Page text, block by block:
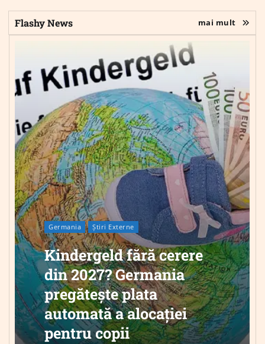
Flashy News mai mult
Germania Știri Externe
Kindergeld fără cerere
din 2027? Germania
pregătește plata
automată a alocației
pentru copii